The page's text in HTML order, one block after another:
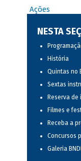
Ações
NESTA
História
Quintas no
Sextas
Reserva de
Filmes e
Receba a
Concursos
Galeria